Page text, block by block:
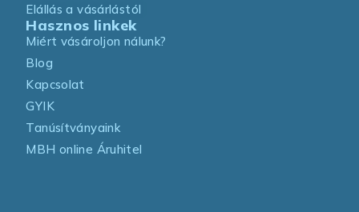
Elállás a vásárlástól
Hasznos linkek
Miért vásároljon nálunk?
Blog
Kapcsolat
GYIK
Tanúsítványaink
MBH online Áruhitel